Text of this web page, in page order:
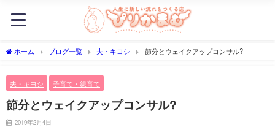
ホーム ブログ一覧 夫・キヨシ 節分とウェイクアップコンサル?
夫・キヨシ 子育て・親育て
節分とウェイクアップコンサル?
2019年2月4日